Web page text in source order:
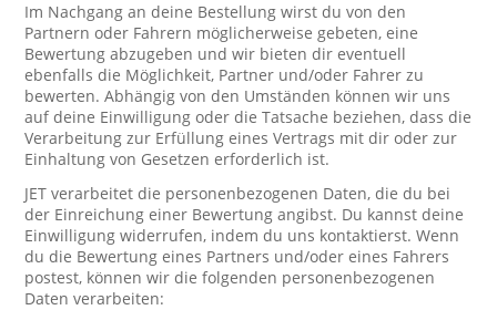
Im Nachgang an deine Bestellung wirst du von den
Partnern oder Fahrern möglicherweise gebeten, eine
Bewertung abzugeben und wir bieten dir eventuell
ebenfalls die Möglichkeit, Partner und/oder Fahrer zu
bewerten. Abhängig von den Umständen können wir uns
auf deine Einwilligung oder die Tatsache beziehen, dass die
Verarbeitung zur Erfüllung eines Vertrags mit dir oder zur
Einhaltung von Gesetzen erforderlich ist.
JET verarbeitet die personenbezogenen Daten, die du bei
der Einreichung einer Bewertung angibst. Du kannst deine
Einwilligung widerrufen, indem du uns kontaktierst. Wenn
du die Bewertung eines Partners und/oder eines Fahrers
postest, können wir die folgenden personenbezogenen
Daten verarbeiten: